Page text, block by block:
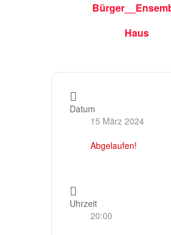
Haus
Datum
15 März 2024
Abgelaufen!
Uhrzeit
20:00